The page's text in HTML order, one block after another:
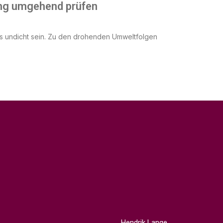
umgehend prüfen
sein. Zu den drohenden Umweltfolgen